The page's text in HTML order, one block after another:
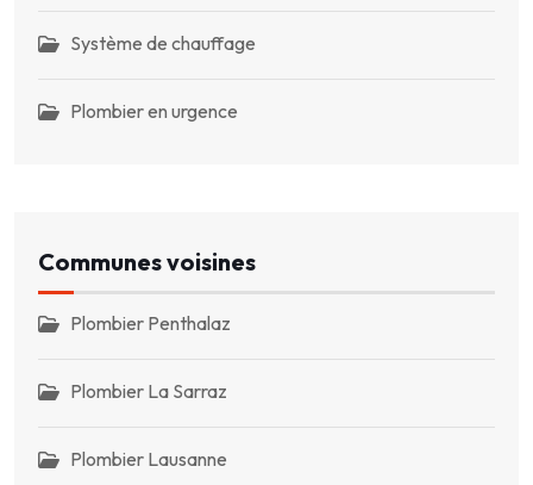
Système de chauffage
Plombier en urgence
Communes voisines
Plombier Penthalaz
Plombier La Sarraz
Plombier Lausanne